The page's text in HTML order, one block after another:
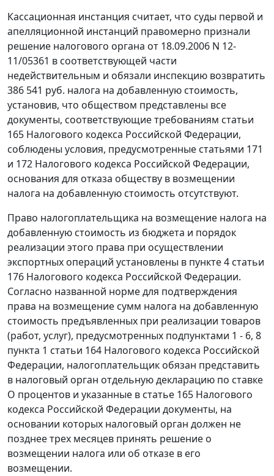
Кассационная инстанция считает, что суды первой и
апелляционной инстанций правомерно признали
решение налогового органа от 18.09.2006 N 12-
11/05361 в соответствующей части
недействительным и обязали инспекцию возвратить
386 541 руб. налога на добавленную стоимость,
установив, что обществом представлены все
документы, соответствующие требованиям статьи
165 Налогового кодекса Российской Федерации,
соблюдены условия, предусмотренные статьями 171
и 172 Налогового кодекса Российской Федерации,
основания для отказа обществу в возмещении
налога на добавленную стоимость отсутствуют.
Право налогоплательщика на возмещение налога на
добавленную стоимость из бюджета и порядок
реализации этого права при осуществлении
экспортных операций установлены в пункте 4 статьи
176 Налогового кодекса Российской Федерации.
Согласно названной нормедля подтверждения
права на возмещение сумм налога на добавленную
стоимость предъявленных при реализации товаров
(работ, услуг), предусмотренных подпунктами 1 - 6, 8
пункта 1 статьи 164 Налогового кодекса Российской
Федерации, налогоплательщик обязан представить
в налоговый орган отдельную декларацию по ставке
О процентов и указанные в статье 165 Налогового
кодекса Российской Федерации документы, на
основании которых налоговый орган должен не
позднее трех месяцев принять решение о
возмещении налога или об отказе в его
возмещении.